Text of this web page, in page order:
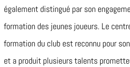
également distingué par son
formation des jeunes joueurs. Le
formation du club est reconnu pour
et a produit plusieurs talents